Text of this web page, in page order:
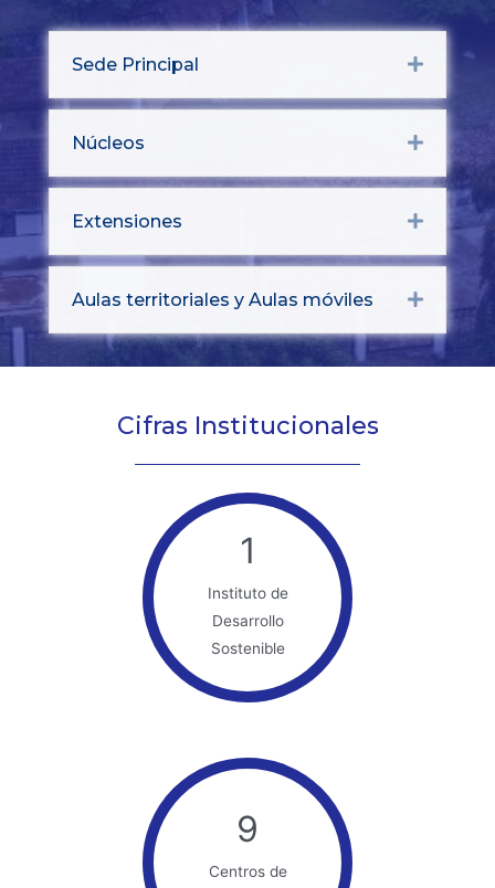
Sede Principal Expand
Núcleos Expand
Extensiones Expand
Aulas territoriales y Aulas móviles Expand
Cifras Institucionales
1
Instituto de
Desarrollo
Sostenible
9
Centros de